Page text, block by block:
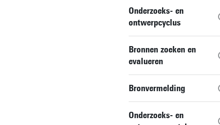
Onderzoeks- en
ontwerpcyclus
Bronnen zoeken en
evalueren
Bronvermelding
Onderzoeks- en